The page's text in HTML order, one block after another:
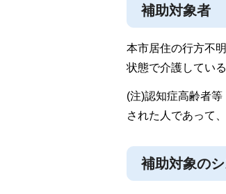
補助対象者
本市居住の行方不
状態で介護してい
(注)認知症高齢者
された人であって
補助対象の